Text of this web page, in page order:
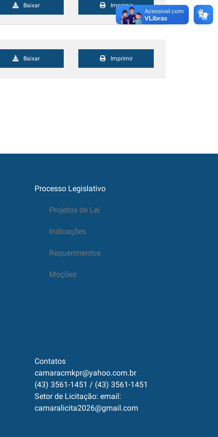
Baixar Imprimir
Baixar Imprimir
Processo Legislativo
Projetos de Lei
Indicações
Requerimentos
Moções
Contatos
camaracmkpr@yahoo.com.br
(43) 3561-1451 / (43) 3561-1451
Setor de Licitação: email:
camaralicita2026@gmail.com